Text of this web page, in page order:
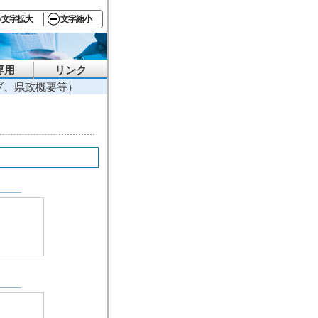
文字拡大 文字縮小
用
リンク
県政概要等）